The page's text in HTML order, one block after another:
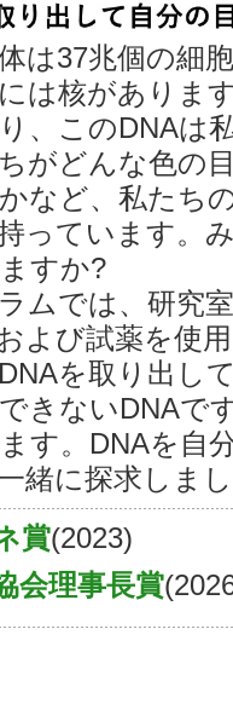
は37兆個の細
は核がありま
、このDNAは
がどんな色の
など、私たち
っています。
すか?
ムでは、研究
よび試薬を使
を取り出し
きないDNAで
す。DNAを自
緒に探求しま
賞(2023)
会理事長賞